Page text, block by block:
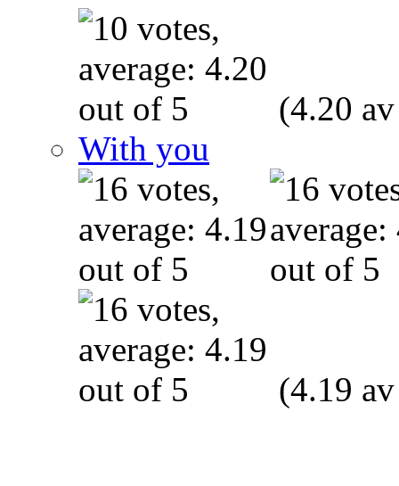
(4.20
With you
(4.19